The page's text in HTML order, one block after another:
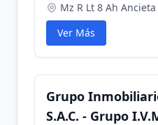
Mz R Lt 8 Ah
Ver Más
Grupo
S.A.C. - Grupo